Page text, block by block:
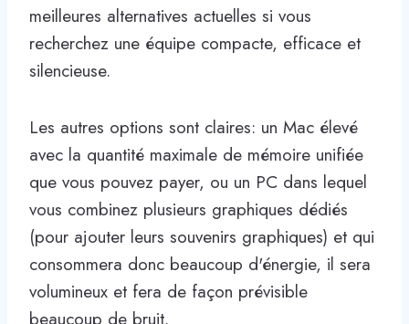
meilleures alternatives actuelles si vous
recherchez une équipe compacte, efficace et
silencieuse.
Les autres options sont claires: un Mac élevé
avec la quantité maximale de mémoire unifiée
que vous pouvez payer, ou un PC dans lequel
vous combinez plusieurs graphiques dédiés
(pour ajouter leurs souvenirs graphiques) et qui
consommera donc beaucoup d'énergie, il sera
volumineux et fera de façon prévisible
beaucoup de bruit.